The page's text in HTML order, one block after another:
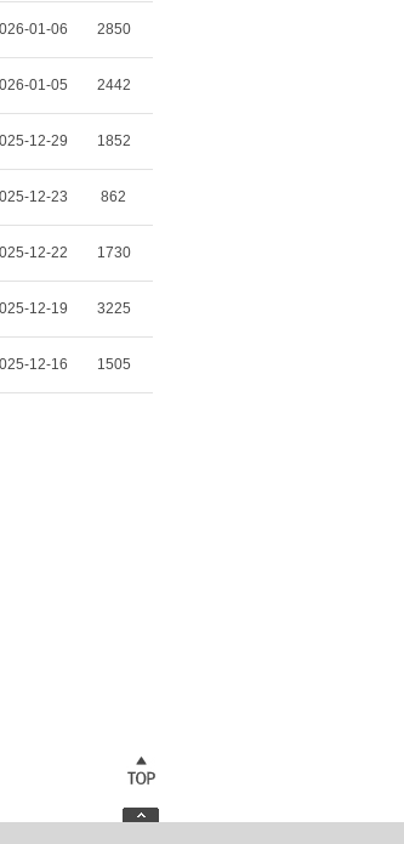
01-06 2850
01-05 2442
12-29 1852
12-23 862
12-22 1730
12-19 3225
12-16 1505